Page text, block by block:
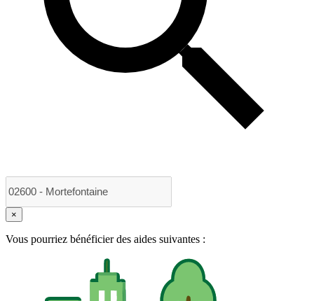
×
Vous pourriez bénéficier des aides suivantes :